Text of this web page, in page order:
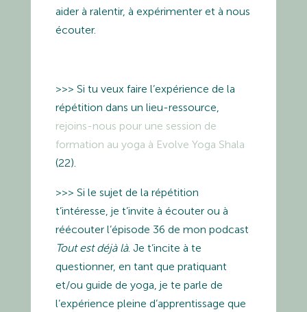
aider à ralentir, à expérimenter et à nous
écouter.
>>> Si tu veux faire l’expérience de la
répétition dans un lieu-ressource,
rejoins-nous pour une session de
formation au yoga à Evolve Yoga Shala
(22).
>>> Si le sujet de la répétition
t’intéresse, je t’invite à écouter ou à
réécouter l’épisode 36 de mon podcast
Tout est déjà là. Je t’incite à te
questionner, en tant que pratiquant
et/ou guide de yoga, je te parle de
l’expérience pleine d’apprentissage que